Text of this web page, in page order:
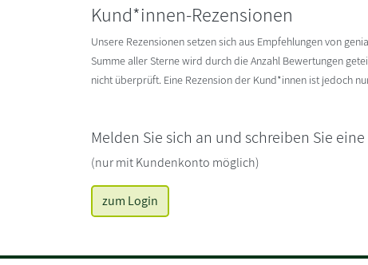
Kund*innen-Rezensionen
Unsere Rezensionen setzen sich aus Empfehlungen von
Summe aller Sterne wird durch die Anzahl Bewertungen
nicht überprüft. Eine Rezension der Kund*innen ist jedoch
Melden Sie sich an und schreiben Sie eine
(nur mit Kundenkonto möglich)
zum Login